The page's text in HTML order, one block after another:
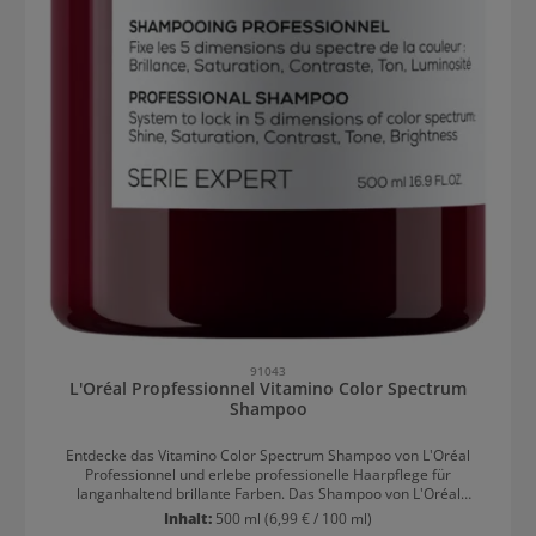
91043
L'Oréal Propfessionnel Vitamino Color Spectrum
Shampoo
Entdecke das Vitamino Color Spectrum Shampoo von L'Oréal
Professionnel und erlebe professionelle Haarpflege für
langanhaltend brillante Farben. Das Shampoo von L'Oréal
Professionnel wurde speziell entwickelt, um die fünf Dimensionen
Inhalt: 500 ml (6,99 € / 100 ml)